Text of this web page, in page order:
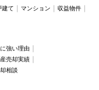
建て マンション
収益物件
強い理由
売却実績
相談